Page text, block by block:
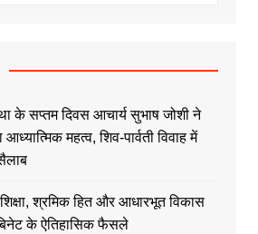
के सप्तम दिवस आचार्य सुभाष जोशी ने
महत्व, शिव-पार्वती विवाह में
श्रमिक हित और आधारभूत विकास
के ऐतिहासिक फैसले